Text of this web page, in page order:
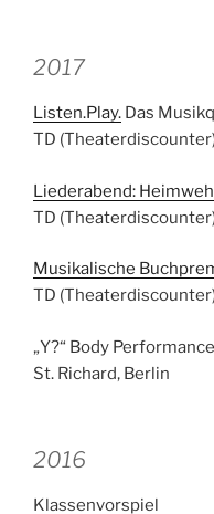
2017
Listen.Play. Das
TD
Liederabend:
TD
Musikalische
TD
„Y?“ Body Performance
St. Richard, Berlin
2016
Klassenvorspiel